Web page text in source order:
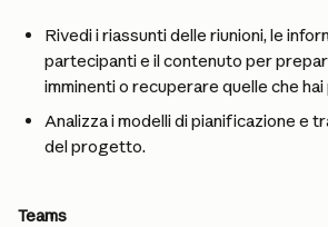
Rivedi i riassunti delle riunioni, le
partecipanti e il contenuto per
imminenti o recuperare quelle che
Analizza i modelli di pianificazione e
del progetto.
Teams